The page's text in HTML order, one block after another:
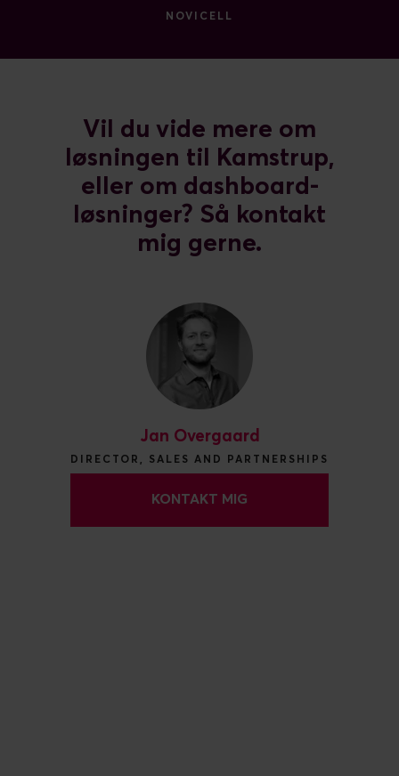
NOVICELL
Vil du vide mere om
løsningen til Kamstrup,
eller om dashboard-
løsninger? Så kontakt
mig gerne.
Jan Overgaard
DIRECTOR, SALES AND PARTNERSHIPS
KONTAKT MIG